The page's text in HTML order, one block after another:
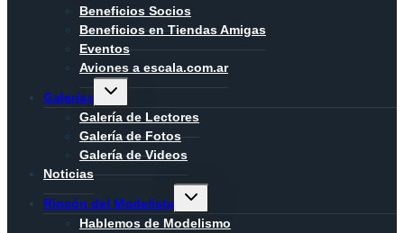
Beneficios Socios
Beneficios en Tiendas Amigas
Eventos
Aviones a escala.com.ar
Galerías
Alternar
hijo
Galería de Lectores
Galería de Fotos
Galería de Videos
Noticias
Rincón del Modelista
Alternar
hijo
Hablemos de Modelismo